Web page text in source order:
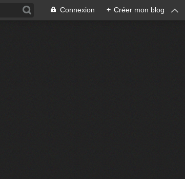
Connexion + Créer mon blog